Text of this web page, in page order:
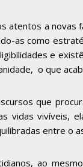
a novas
as como
e
o que
que
vivíveis,
entre o
ao